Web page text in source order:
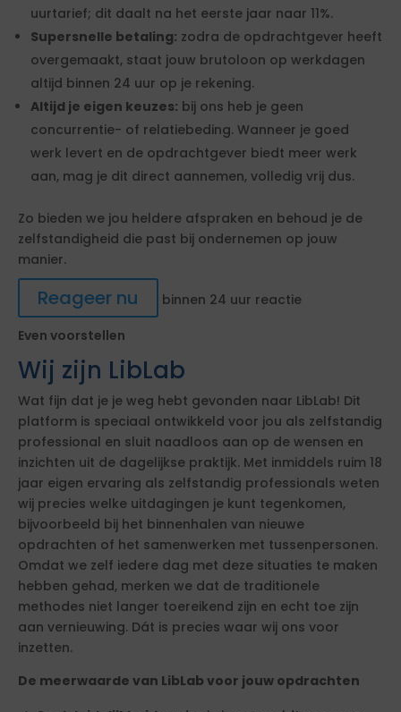
uurtarief; dit daalt na het eerste jaar naar 11%.
Supersnelle betaling: zodra de opdrachtgever heeft
overgemaakt, staat jouw brutoloon op werkdagen
altijd binnen 24 uur op je rekening.
Altijd je eigen keuzes: bij ons heb je geen
concurrentie- of relatiebeding. Wanneer je goed
werk levert en de opdrachtgever biedt meer werk
aan, mag je dit direct aannemen, volledig vrij dus.
Zo bieden we jou heldere afspraken en behoud je de
zelfstandigheid die past bij ondernemen op jouw
manier.
Reageer nu
binnen 24 uur reactie
Even voorstellen
Wij zijn LibLab
Wat fijn dat je je weg hebt gevonden naar LibLab! Dit
platform is speciaal ontwikkeld voor jou als zelfstandig
professional en sluit naadloos aan op de wensen en
inzichten uit de dagelijkse praktijk. Met inmiddels ruim 18
jaar eigen ervaring als zelfstandig professionals weten
wij precies welke uitdagingen je kunt tegenkomen,
bijvoorbeeld bij het binnenhalen van nieuwe
opdrachten of het samenwerken met tussenpersonen.
Omdat we zelf iedere dag met deze situaties te maken
hebben gehad, merken we dat de traditionele
methodes niet langer toereikend zijn en echt toe zijn
aan vernieuwing. Dát is precies waar wij ons voor
inzetten.
De meerwaarde van LibLab voor jouw opdrachten